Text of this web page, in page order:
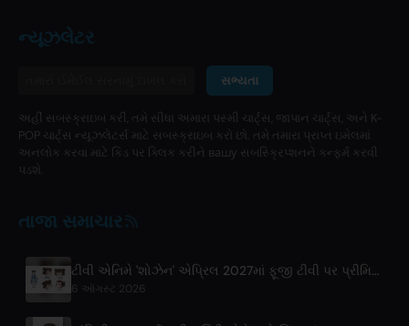
ન્યૂઝલેટર
સભ્યતા
અહીં સબસ્ક્રાઇબ કરી, તમે સીધા અમારા પસ્મી ચાર્ટ્સ, જાપાન ચાર્ટ્સ, અને K-
POP ચાર્ટ્સ ન્યૂઝલેટર્સ માટે સબસ્ક્રાઇબ કરો છો. તમે તમારા પ્રાપ્ત ઇમેલમાં
અનલોક કરવા માટે કિડ પર ક્લિક કરીને вашу સબસ્ક્રિપ્શનને કન્ફર્મ કરવી
પડશે.
તાજા સમાચાર
ટીવી એનિમે 'શોઝેન' એપ્રિલ 2027માં ફૂજી ટીવી પર પ્રીમિયર થઈ રહ્યું છે
6 ઑગસ્ટ 2026